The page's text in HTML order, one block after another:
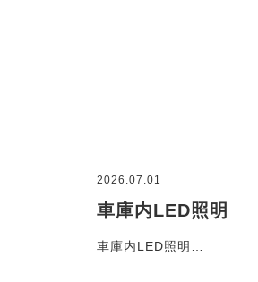
2026.07.01
車庫内LED照明
車庫内LED照明…